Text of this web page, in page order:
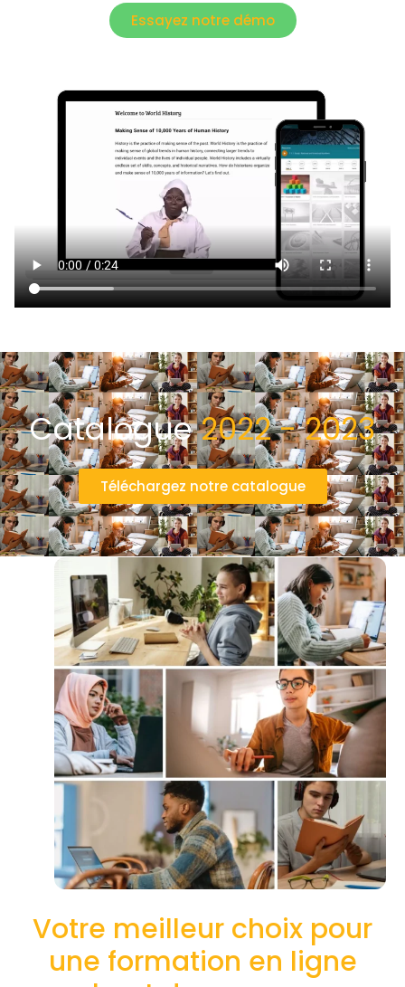
Essayez notre démo
Catalogue2022 - 2023
Téléchargez notre catalogue
Votre meilleur choix pour
une formation en ligne